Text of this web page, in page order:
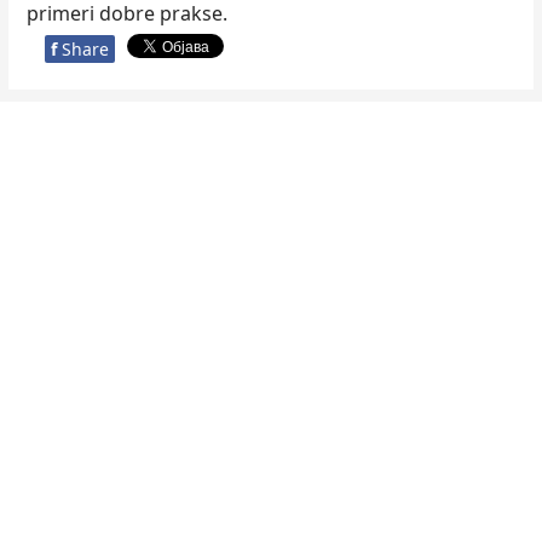
primeri dobre prakse.
f Share